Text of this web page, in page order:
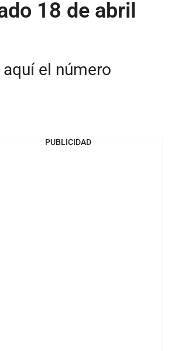
18 de abril
el número
PUBLICIDAD